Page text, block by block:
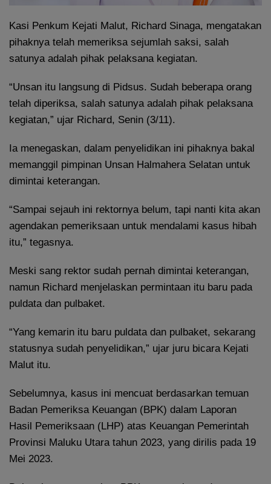
Kasi Penkum Kejati Malut, Richard Sinaga, mengatakan
pihaknya telah memeriksa sejumlah saksi, salah
satunya adalah pihak pelaksana kegiatan.
“Unsan itu langsung di Pidsus. Sudah beberapa orang
telah diperiksa, salah satunya adalah pihak pelaksana
kegiatan,” ujar Richard, Senin (3/11).
Ia menegaskan, dalam penyelidikan ini pihaknya bakal
memanggil pimpinan Unsan Halmahera Selatan untuk
dimintai keterangan.
“Sampai sejauh ini rektornya belum, tapi nanti kita akan
agendakan pemeriksaan untuk mendalami kasus hibah
itu,” tegasnya.
Meski sang rektor sudah pernah dimintai keterangan,
namun Richard menjelaskan permintaan itu baru pada
puldata dan pulbaket.
“Yang kemarin itu baru puldata dan pulbaket, sekarang
statusnya sudah penyelidikan,” ujar juru bicara Kejati
Malut itu.
Sebelumnya, kasus ini mencuat berdasarkan temuan
Badan Pemeriksa Keuangan (BPK) dalam Laporan
Hasil Pemeriksaan (LHP) atas Keuangan Pemerintah
Provinsi Maluku Utara tahun 2023, yang dirilis pada 19
Mei 2023.